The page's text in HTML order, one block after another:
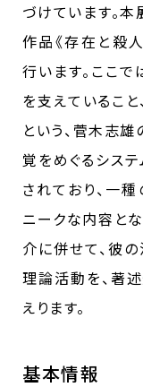
づけています。
作品《存在と殺
行います。ここ
を支えているこ
という、菅木志
覚をめぐるシス
されており、一
ニークな内容とな
介に併せて、彼
理論活動を、著
えります。
基本情報